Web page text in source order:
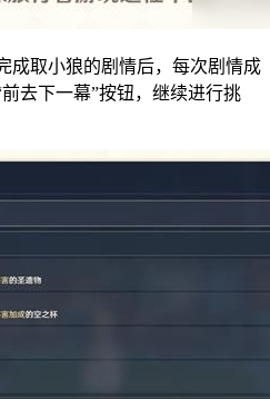
取小狼的剧情后，每次剧情成
去下一幕”按钮，继续进行挑